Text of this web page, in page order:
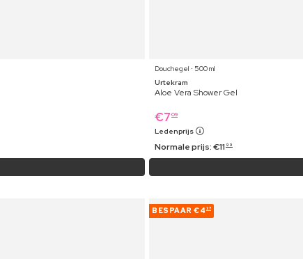
Douchegel ⋅ 500 ml
Urtekram
Aloe Vera Shower Gel
€7 09
Ledenprijs
Normale prijs:€11 99
BESPAAR €4 37